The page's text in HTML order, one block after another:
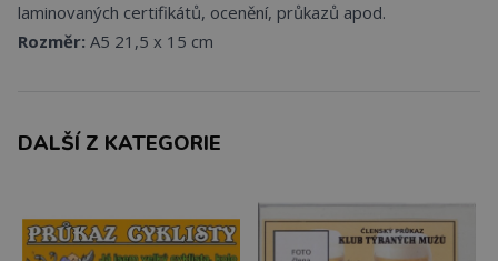
laminovaných certifikátů, ocenění, průkazů apod.
Rozměr: A5 21,5 x 15 cm
DALŠÍ Z KATEGORIE